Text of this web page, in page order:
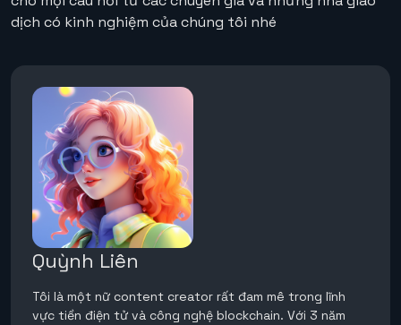
dịch có kinh nghiệm của chúng tôi nhé
Quỳnh Liên
Tôi là một nữ content creator rất đam mê trong lĩnh
vực tiền điện tử và công nghệ blockchain. Với 3 năm